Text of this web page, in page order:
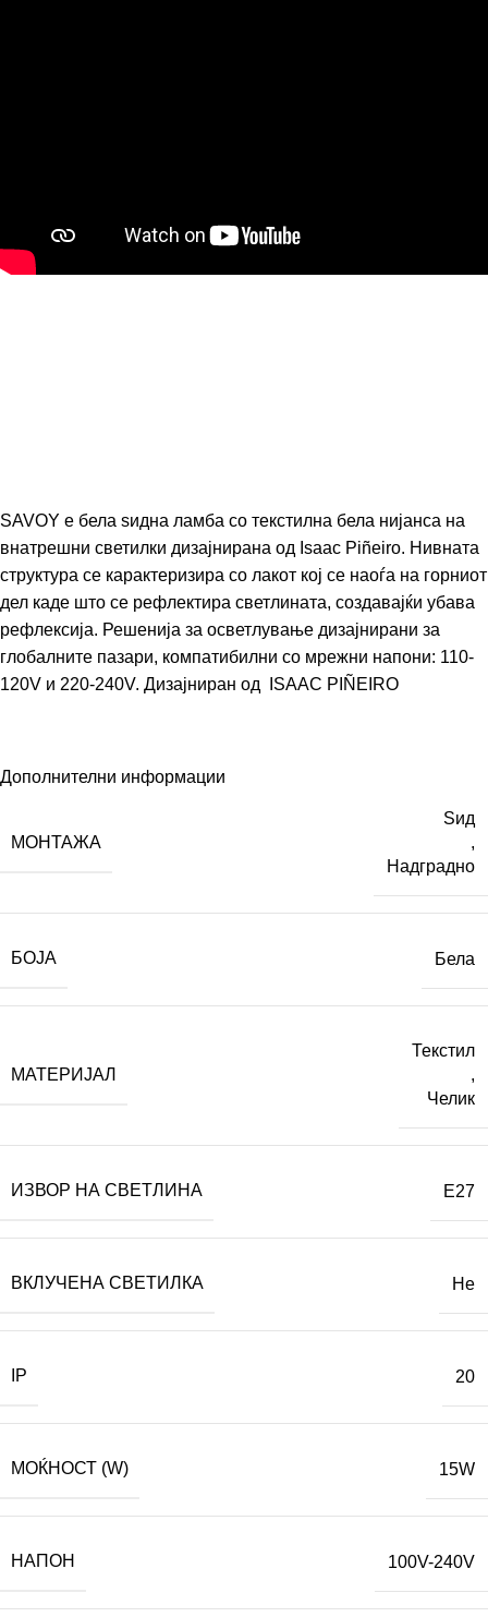
SAVOY е бела ѕидна ламба со текстилна бела нијанса на
внатрешни светилки дизајнирана од Isaac Piñeiro. Нивната
структура се карактеризира со лакот кој се наоѓа на горниот
дел каде што се рефлектира светлината, создавајќи убава
рефлексија. Решенија за осветлување дизајнирани за
глобалните пазари, компатибилни со мрежни напони: 110-
120V и 220-240V. Дизајниран од
ISAAC PIÑEIRO
Дополнителни информации
МОНТАЖА
Ѕид
,
Надградно
БОЈА Бела
МАТЕРИЈАЛ
Текстил
,
Челик
ИЗВОР НА СВЕТЛИНА E27
ВКЛУЧЕНА СВЕТИЛКА Не
IP 20
МОЌНОСТ (W) 15W
НАПОН 100V-240V